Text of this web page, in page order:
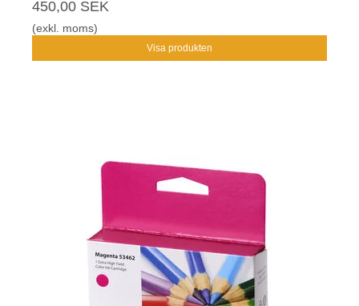
450,00 SEK
(exkl. moms)
Visa produkten